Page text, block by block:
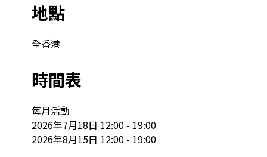
地點
全香港
時間表
每月活動
2026年7月18日 12:00 - 19:00
2026年8月15日 12:00 - 19:00